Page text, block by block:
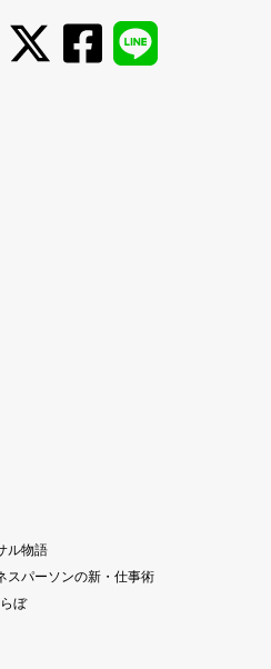
ル物語
スパーソンの新・仕事術
ぼ